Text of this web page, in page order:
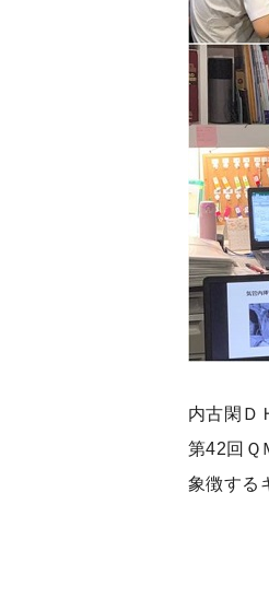
内古閑Ｄ
第42回Ｑ
象徴する